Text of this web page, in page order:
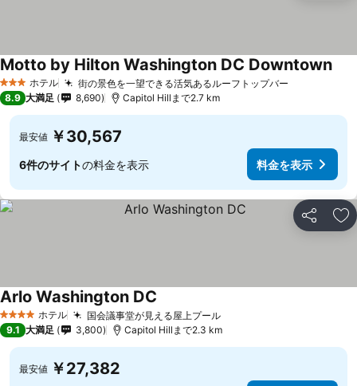
3 ホテルのランク
ホテル 街の景色を一望できる活気あるルーフトップバー
Motto by Hilton Washington DC Downtown
8.9 大満足 8,690 Capitol Hillまで2.7 km
最安値 ￥30,567
6件のサイトの料金を表示 料金を表示
シェア お
4 ホテルのランク
ホテル 国会議事堂が見える屋上プール
Arlo Washington DC
9.1 大満足 3,800 Capitol Hillまで2.3 km
最安値 ￥27,382